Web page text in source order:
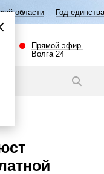
Год единства народов
Прямой эфир.
Волга 24